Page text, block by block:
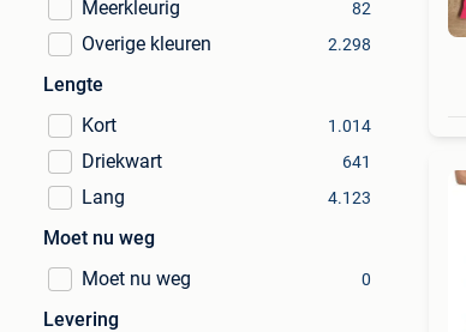
Meerkleurig 82
Overige kleuren 2.298
Lengte
Kort
1.014
Driekwart 641
Lang 4.123
Moet nu weg
Moet nu weg
0
Levering